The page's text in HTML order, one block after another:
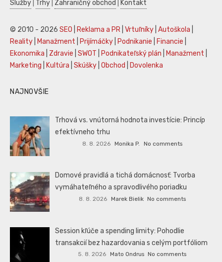
Služby Trhy Zahraničný obchod Kontakt
© 2010 - 2026 SEO Reklama a PR Vrtuľníky Autoškola
Reality
Manažment Prijímáčky Podnikanie Financie
Ekonomika
Zdravie SWOT Podnikateľský plán Manažment
Marketing
Kultúra Skúšky Obchod Dovolenka
NAJNOVŠIE
Trhová vs. vnútorná hodnota investície: Princíp
efektívneho trhu
8. 8. 2026 Monika P. No comments
Domové pravidlá a tichá domácnosť: Tvorba
vymáhateľného a spravodlivého poriadku
8. 8. 2026 Marek Bielik No comments
Session kľúče a spending limity: Pohodlie
transakcií bez hazardovania s celým portfóliom
5. 8. 2026 Mato Ondrus No comments